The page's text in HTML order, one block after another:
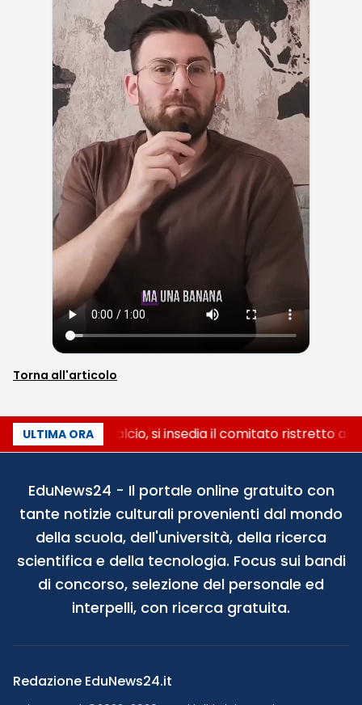
Torna all'articolo
ULTIMA ORA
Riforma del calcio, si insedia il comitato ristretto al
EduNews24 - Il portale online gratuito con
tante notizie culturali provenienti dal mondo
della scuola, dell'università, della ricerca
scientifica e della tecnologia. Focus sui bandi
di concorso, selezione del personale ed
interpelli, con ricerca gratuita.
Redazione EduNews24.it